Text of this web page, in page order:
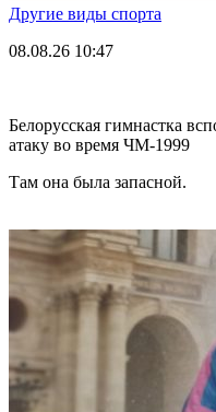
Другие виды спорта
08.08.26 10:47
Белорусская гимнастка
атаку во время ЧМ-1999
Там она была запасной.